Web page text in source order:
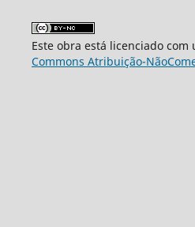
Este obra está licenciado com
Commons Atribuição-